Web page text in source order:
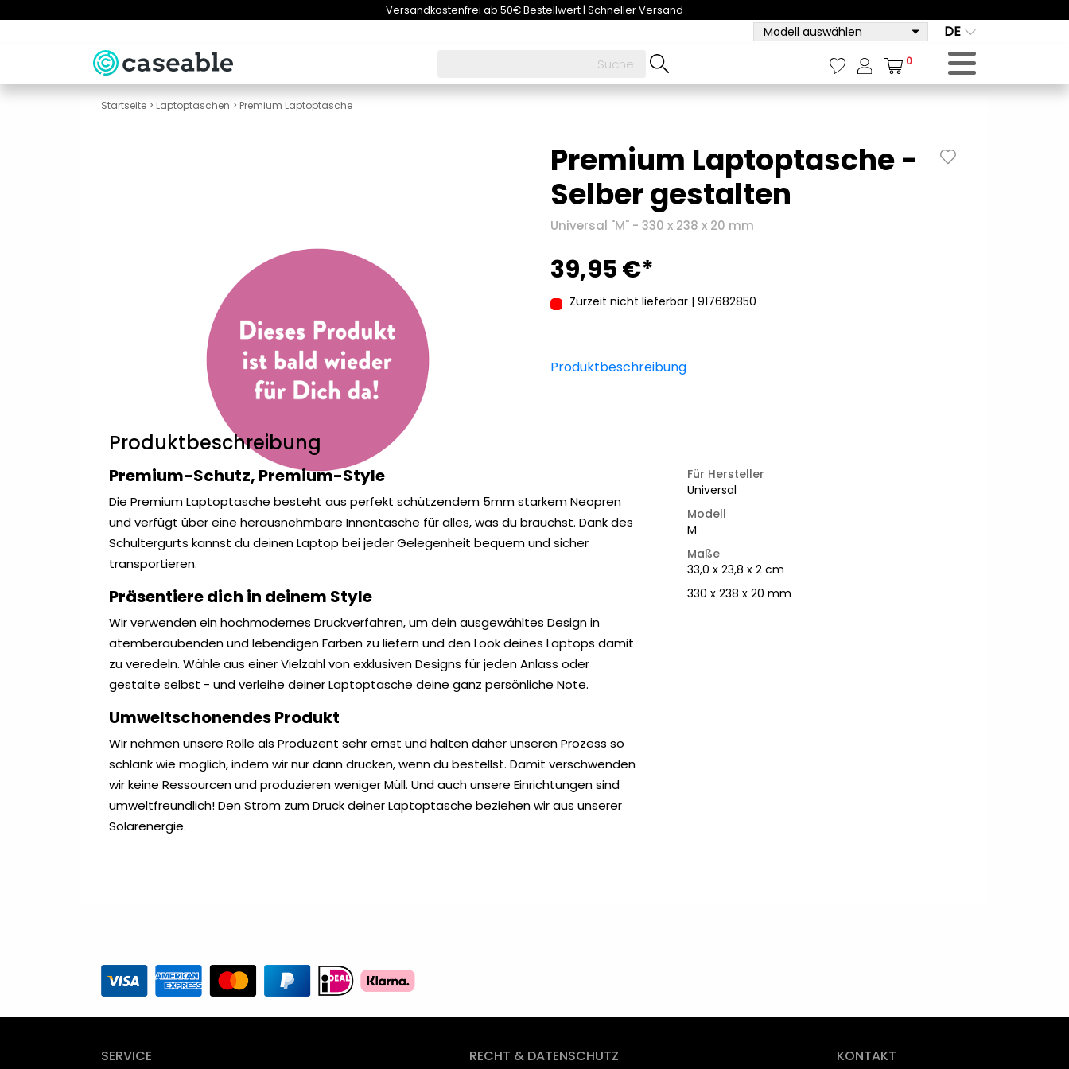
Versandkostenfrei ab 50€ Bestellwert | Schneller Versand
DE
Modell auswählen
0
Startseite > Laptoptaschen > Premium Laptoptasche
Premium Laptoptasche -
Selber gestalten
Universal "M" - 330 x 238 x 20 mm
39,95 €*
Zurzeit nicht lieferbar | 917682850
Produktbeschreibung
Produktbeschreibung
Premium-Schutz, Premium-Style
Die Premium Laptoptasche besteht aus perfekt schützendem 5mm starkem Neopren
und verfügt über eine herausnehmbare Innentasche für alles, was du brauchst. Dank des
Schultergurts kannst du deinen Laptop bei jeder Gelegenheit bequem und sicher
transportieren.
Präsentiere dich in deinem Style
Wir verwenden ein hochmodernes Druckverfahren, um dein ausgewähltes Design in
atemberaubenden und lebendigen Farben zu liefern und den Look deines Laptops damit
zu veredeln. Wähle aus einer Vielzahl von exklusiven Designs für jeden Anlass oder
gestalte selbst - und verleihe deiner Laptoptasche deine ganz persönliche Note.
Umweltschonendes Produkt
Wir nehmen unsere Rolle als Produzent sehr ernst und halten daher unseren Prozess so
schlank wie möglich, indem wir nur dann drucken, wenn du bestellst. Damit verschwenden
wir keine Ressourcen und produzieren weniger Müll. Und auch unsere Einrichtungen sind
umweltfreundlich! Den Strom zum Druck deiner Laptoptasche beziehen wir aus unserer
Solarenergie.
Für Hersteller
Universal
Modell
M
Maße
33,0 x 23,8 x 2 cm
330 x 238 x 20 mm
SERVICE RECHT & DATENSCHUTZ KONTAKT